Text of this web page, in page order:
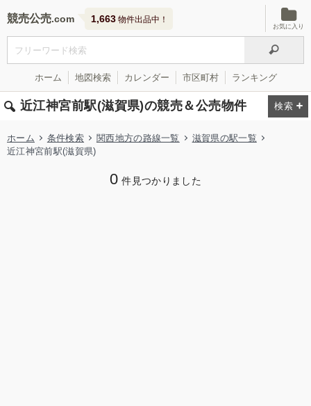
競売公売 1,663 物件出品中！
お気に入り
ホーム 地図検索 カレンダー 市区町村 ランキング
近江神宮前駅(滋賀県)の競売＆公売物件
ホーム 条件検索 関西地方の路線一覧
滋賀県の駅一覧
近江神宮前駅(滋賀県)
0 件見つかりました